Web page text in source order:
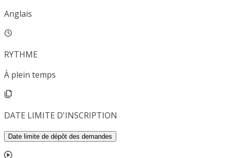
Anglais
RYTHME
À plein temps
DATE LIMITE D'INSCRIPTION
Date limite de dépôt des demandes